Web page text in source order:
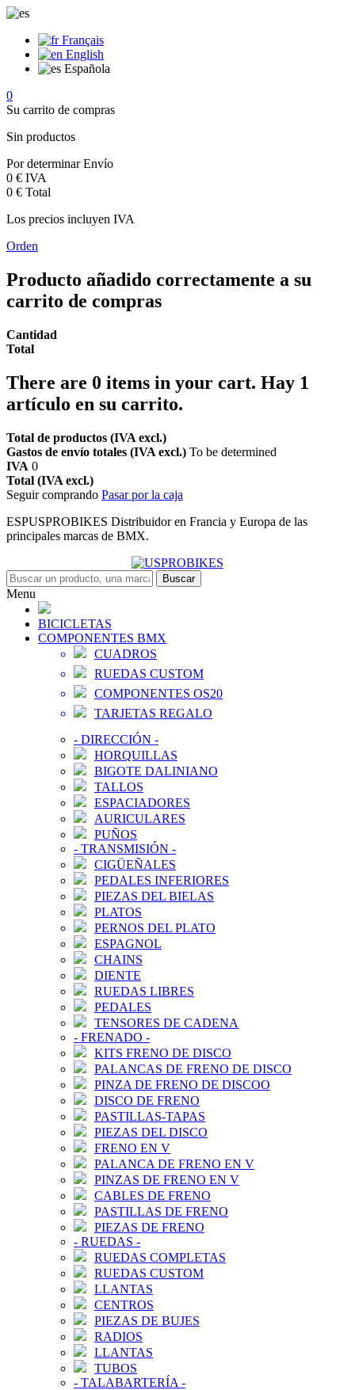
Français
English
Española
0
Su carrito de compras
Sin productos
Por determinarEnvío
0 € IVA
0 € Total
Los precios incluyen IVA
Orden
Producto añadido correctamente a su
carrito de compras
Cantidad
Total
There are 0 items in your cart. Hay 1
artículo en su carrito.
Total de productos (IVA excl.)
Gastos de envío totales (IVA excl.) To be determined
IVA 0
Total (IVA excl.)
Seguir comprando Pasar por la caja
ESPUSPROBIKES Distribuidor en Francia y Europa de las
principales marcas de BMX.
Buscar
Menu
BICICLETAS
COMPONENTES BMX
CUADROS
RUEDAS CUSTOM
COMPONENTES OS20
TARJETAS REGALO
- DIRECCIÓN -
HORQUILLAS
BIGOTE DALINIANO
TALLOS
ESPACIADORES
AURICULARES
PUÑOS
- TRANSMISIÓN -
CIGÜEÑALES
PEDALES INFERIORES
PIEZAS DEL BIELAS
PLATOS
PERNOS DEL PLATO
ESPAGNOL
CHAINS
DIENTE
RUEDAS LIBRES
PEDALES
TENSORES DE CADENA
- FRENADO -
KITS FRENO DE DISCO
PALANCAS DE FRENO DE DISCO
PINZA DE FRENO DE DISCOO
DISCO DE FRENO
PASTILLAS-TAPAS
PIEZAS DEL DISCO
FRENO EN V
PALANCA DE FRENO EN V
PINZAS DE FRENO EN V
CABLES DE FRENO
PASTILLAS DE FRENO
PIEZAS DE FRENO
- RUEDAS -
RUEDAS COMPLETAS
RUEDAS CUSTOM
LLANTAS
CENTROS
PIEZAS DE BUJES
RADIOS
LLANTAS
TUBOS
- TALABARTERÍA -